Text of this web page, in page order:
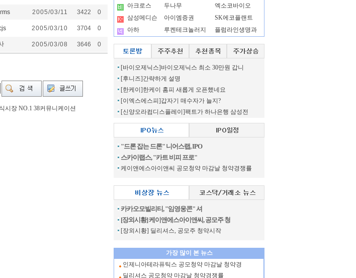
2005/03/11 3422 0
2005/03/10 3704 0
2005/03/08 3646 0
시장 NO.1 38커뮤니케이션
아크로스 두나무
엑소코바이오
삼성메디슨 아이엠증권
SK에코플랜트
아하 루켄테크놀러지 플럼라인생명과
[바이오제닉스]바이오제닉스 최소 30만원 갑니
[후니즈]간략하게 설명
[한케이]한케이 홈피 새롭게 오픈했네요
[이엑스에스피]갑자기 매수자가 늘지?
[신양오라컴디스플레이]팩트가 하나은행 삼성전
"드론 잡는 드론" 니어스랩, IPO
스카이랩스, "카트 비피 프로"
케이앤에스아이앤씨 공모청약 마감날 청약경쟁률
카카오모빌리티, "임영웅콘" 셔
[장외시황] 케이앤에스아이앤씨, 공모주 청
[장외시황] 딜리셔스, 공모주 청약시작
가장 많이 본 뉴스
인제니아테라퓨틱스 공모청약 마감날 청약경
딜리셔스 공모청약 마감날 청약경쟁률